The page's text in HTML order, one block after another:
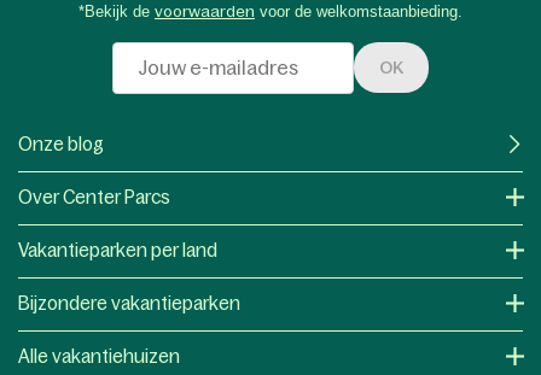
*Bekijk de voorwaarden voor de welkomstaanbieding.
OK
Onze blog
Over Center Parcs
Vakantieparken per land
Bijzondere vakantieparken
Alle vakantiehuizen